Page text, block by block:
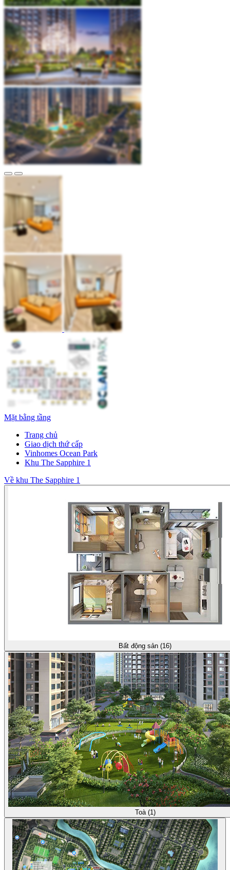
Mặt bằng tầng
Trang chủ
Giao dịch thứ cấp
Vinhomes Ocean Park
Khu The Sapphire 1
Về khu The Sapphire 1
Bất động sản (16)
Toà (1)